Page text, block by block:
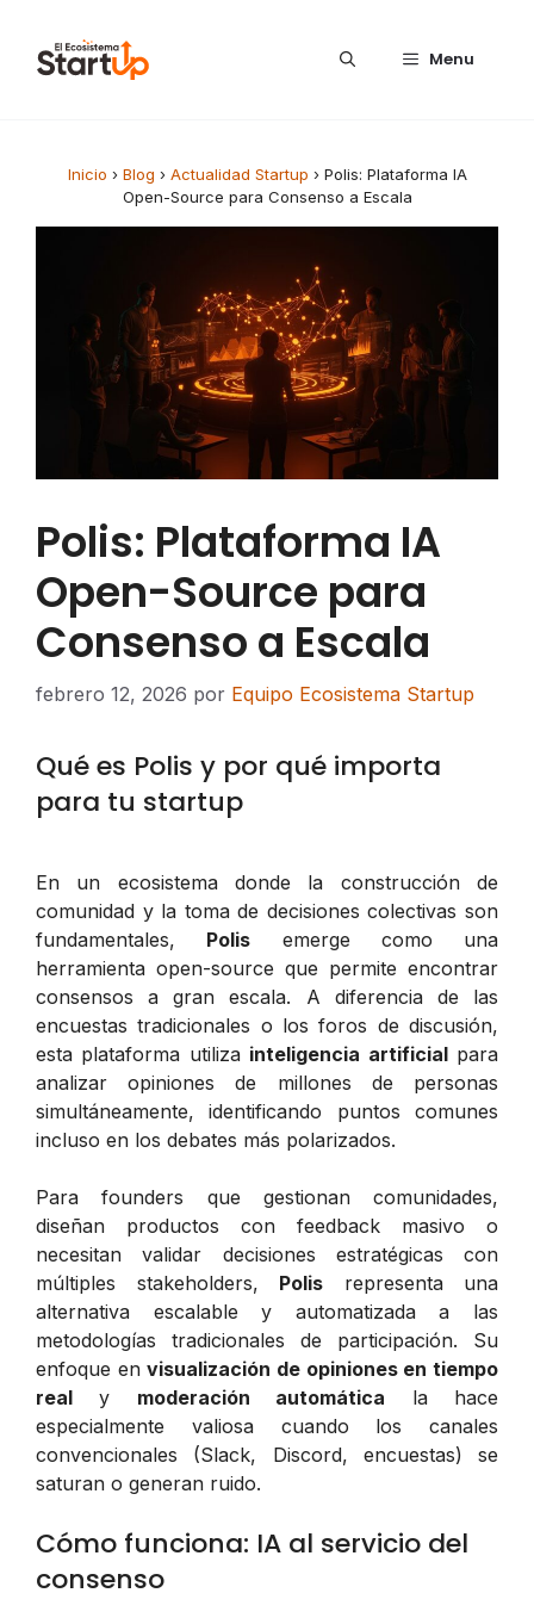
Menu
Inicio › Blog › Actualidad Startup › Polis: Plataforma IA
Open-Source para Consenso a Escala
Polis: Plataforma IA
Open-Source para
Consenso a Escala
febrero 12, 2026 por Equipo Ecosistema Startup
Qué es Polis y por qué importa
para tu startup
En un ecosistema donde la construcción de
comunidad y la toma de decisiones colectivas son
fundamentales, Polis emerge como una
herramienta open-source que permite encontrar
consensos a gran escala. A diferencia de las
encuestas tradicionales o los foros de discusión,
esta plataforma utiliza inteligencia artificialpara
analizar opiniones de millones de personas
simultáneamente, identificando puntos comunes
incluso en los debates más polarizados.
Para founders que gestionan comunidades,
diseñan productos con feedback masivo o
necesitan validar decisiones estratégicas con
múltiples stakeholders, Polis representa una
alternativa escalable y automatizada a las
metodologías tradicionales de participación. Su
enfoque envisualización de opiniones en tiempo
real y moderación automática la hace
especialmente valiosa cuando los canales
convencionales (Slack, Discord, encuestas) se
saturan o generan ruido.
Cómo funciona: IA al servicio del
consenso